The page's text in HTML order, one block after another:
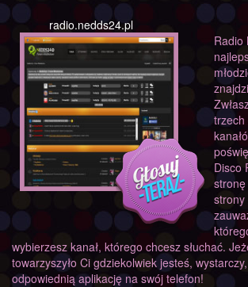
radio.nedds24.pl
Radio
trzech
Disco
strony
wybierzesz kanał, którego chcesz słuchać.
towarzyszyło Ci gdziekolwiek jesteś,
odpowiednią aplikację na swój telefon!